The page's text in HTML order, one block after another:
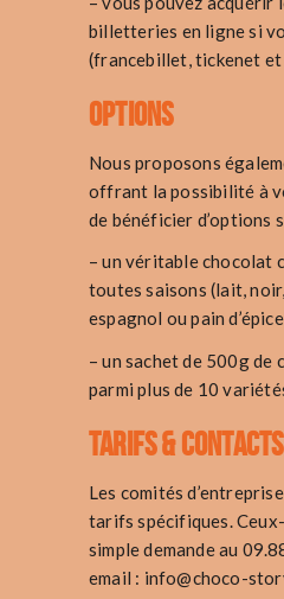
billetteries en ligne si
(francebillet, tickenet
Options
Nous proposons
offrant la possibilité à
de bénéficier d’options
– un véritable chocolat
toutes saisons (lait,
espagnol ou pain
– un sachet de 500g de
parmi plus de 10
Tarifs & contacts
Les comités
tarifs spécifiques.
simple demande au
email : info@choco-